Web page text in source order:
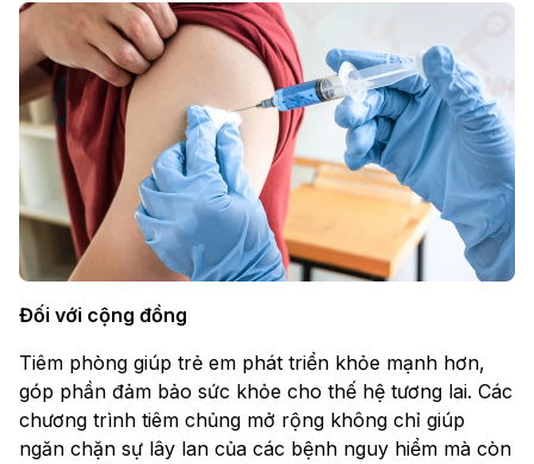
Đối với cộng đồng
Tiêm phòng giúp trẻ em phát triển khỏe mạnh hơn,
góp phần đảm bảo sức khỏe cho thế hệ tương lai. Các
chương trình tiêm chủng mở rộng không chỉ giúp
ngăn chặn sự lây lan của các bệnh nguy hiểm mà còn